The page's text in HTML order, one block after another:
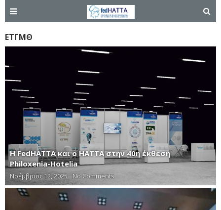
ΕΤΓΜΘ
Η FedHATTA και ο ΗΑΤΤΑ στην 40η έκθεση
Philoxenia-Hotelia
Νοέμβριος 12, 2025 No Comments